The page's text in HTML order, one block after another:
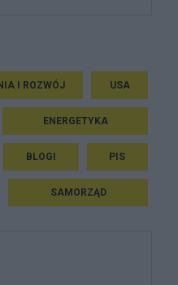
I ROZWÓJ USA
ENERGETYKA
BLOGI PIS
SAMORZĄD